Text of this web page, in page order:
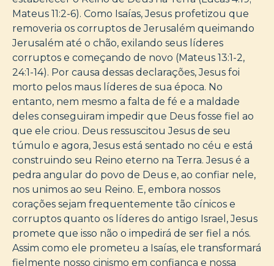
Mateus 11:2-6). Como Isaías, Jesus profetizou que
removeria os corruptos de Jerusalém queimando
Jerusalém até o chão, exilando seus líderes
corruptos e começando de novo (Mateus 13:1-2,
24:1-14). Por causa dessas declarações, Jesus foi
morto pelos maus líderes de sua época. No
entanto, nem mesmo a falta de fé e a maldade
deles conseguiram impedir que Deus fosse fiel ao
que ele criou. Deus ressuscitou Jesus de seu
túmulo e agora, Jesus está sentado no céu e está
construindo seu Reino eterno na Terra. Jesus é a
pedra angular do povo de Deus e, ao confiar nele,
nos unimos ao seu Reino. E, embora nossos
corações sejam frequentemente tão cínicos e
corruptos quanto os líderes do antigo Israel, Jesus
promete que isso não o impedirá de ser fiel a nós.
Assim como ele prometeu a Isaías, ele transformará
fielmente nosso cinismo em confiança e nossa